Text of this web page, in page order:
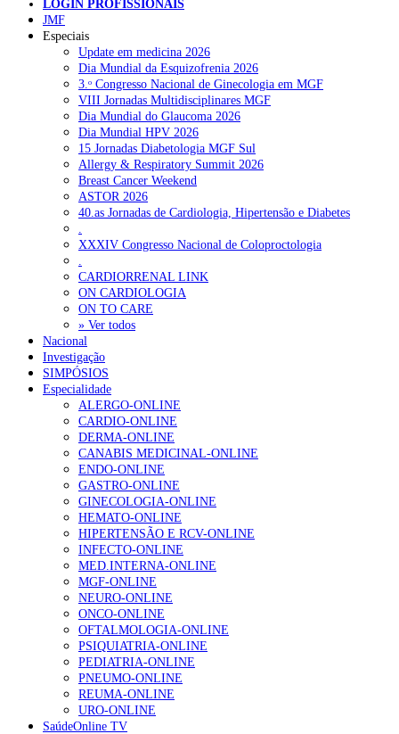
NOTÍCIAS RECENTES
Quase 11.900 jovens recorreram aos cheques psicólogo e
nutricionista no primeiro mês 7 de Agosto, 2026
ULS de Coimbra estreia cirurgia endoscópica do ouvido com
apoio robótico em Portugal 7 de Agosto, 2026
Enfermeiros exigem esclarecimentos sobre eventual gestão
privada da ULS do Algarve 7 de Agosto, 2026
Ordem dos Médicos alerta para riscos no novo sistema de acesso
a consultas e cirurgias 7 de Agosto, 2026
Portugal está a formar os médicos de que precisa? 6 de Agosto,
2026
NOTÍCIAS MAIS LIDAS
Enfermagem Forense. “Da urgência ao tribunal, cada
gesto conta e cada profissional faz a diferença”
202 visualizações
Alguns milhares de utentes podem ficar sem médico de
família com nova regras do registo, alerta associação
155 visualizações
1.º Episódio do Podcast “Frequência Cardio – Sintoniza-
te na Insuficiência Cardíaca” da Bayer
99 visualizações
“Os programas de rastreio do cancro do pulmão são
custo-efetivos e representam um investimento
sustentável para os sistemas de saúde”
88 visualizações
LOGIN PROFISSIONAIS
JMF
Especiais
Update em medicina 2026
Dia Mundial da Esquizofrenia 2026
3.ᵒ Congresso Nacional de Ginecologia em MGF
VIII Jornadas Multidisciplinares MGF
Dia Mundial do Glaucoma 2026
Dia Mundial HPV 2026
15 Jornadas Diabetologia MGF Sul
Allergy & Respiratory Summit 2026
Breast Cancer Weekend
ASTOR 2026
40.as Jornadas de Cardiologia, Hipertensão e Diabetes
.
XXXIV Congresso Nacional de Coloproctologia
.
CARDIORRENAL LINK
ON CARDIOLOGIA
ON TO CARE
» Ver todos
Nacional
Investigação
SIMPÓSIOS
Especialidade
ALERGO-ONLINE
CARDIO-ONLINE
DERMA-ONLINE
CANABIS MEDICINAL-ONLINE
ENDO-ONLINE
GASTRO-ONLINE
GINECOLOGIA-ONLINE
HEMATO-ONLINE
HIPERTENSÃO E RCV-ONLINE
INFECTO-ONLINE
MED.INTERNA-ONLINE
MGF-ONLINE
NEURO-ONLINE
ONCO-ONLINE
OFTALMOLOGIA-ONLINE
PSIQUIATRIA-ONLINE
PEDIATRIA-ONLINE
PNEUMO-ONLINE
REUMA-ONLINE
URO-ONLINE
SaúdeOnline TV